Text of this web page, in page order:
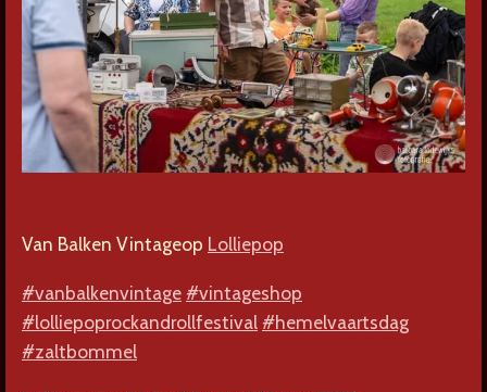
Van Balken Vintageop Lolliepop
#vanbalkenvintage #vintageshop
#lolliepoprockandrollfestival #hemelvaartsdag
#zaltbommel